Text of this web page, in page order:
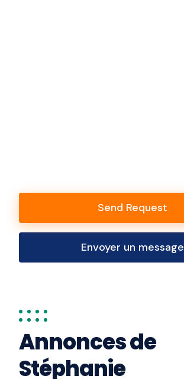
Envoyer un message
Send Request
Annonces de
Stéphanie